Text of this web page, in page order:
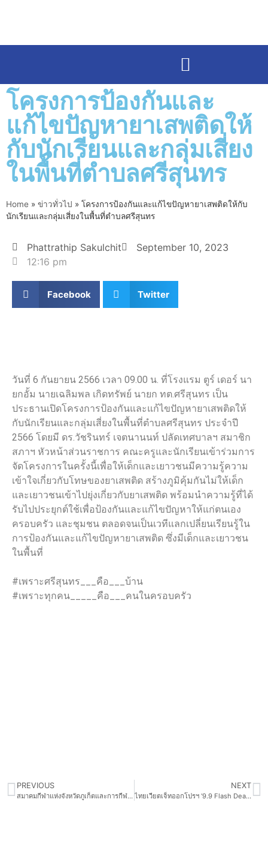
โครงการป้องกันและ
แก้ไขปัญหายาเสพติดให้
กับนักเรียนและกลุ่มเสี่ยง
ในพื้นที่ตำบลศรีสุนทร
Home » ข่าวทั่วไป » โครงการป้องกันและแก้ไขปัญหายาเสพติดให้กับ
นักเรียนและกลุ่มเสี่ยงในพื้นที่ตำบลศรีสุนทร
Phattrathip Sakulchit
September 10, 2023
12:16 pm
Facebook Twitter
วันที่ 6 กันยายน 2566 เวลา 09.00 น. ที่โรงแรม ตูร์ เดอร์ นา
ยกอั้ม นายเฉลิมพล เกิดทรัพย์ นายก ทต.ศรีสุนทร เป็น
ประธานเปิดโครงการป้องกันและแก้ไขปัญหายาเสพติดให้
กับนักเรียนและกลุ่มเสี่ยงในพื้นที่ตำบลศรีสุนทร ประจำปี
2566 โดยมี ดร.วัชรินทร์ เจตนานนท์ ปลัดเทศบาลฯ สมาชิก
สภาฯ หัวหน้าส่วนราชการ คณะครูและนักเรียนเข้าร่วมการ
จัดโครงการในครั้งนี้เพื่อให้เด็กและเยาวชนมีความรู้ความ
เข้าใจเกี่ยวกับโทษของยาเสพติด สร้างภูมิคุ้มกันไม่ให้เด็ก
และเยาวชนเข้าไปยุ่งเกี่ยวกับยาเสพติด พร้อมนำความรู้ที่ได้
รับไปประยุกต์ใช้เพื่อป้องกันและแก้ไขปัญหาให้แก่ตนเอง
ครอบครัว และชุมชน ตลอดจนเป็นเวทีแลกเปลี่ยนเรียนรู้ใน
การป้องกันและแก้ไขปัญหายาเสพติด ซึ่งมีเด็กและเยาวชน
ในพื้นที่
#เพราะศรีสุนทร___คือ___บ้าน
#เพราะทุกคน_____คือ___คนในครอบครัว
PREVIOUS
สมาคมกีฬาแห่งจังหวัดภูเก็ตและการกีฬาแห่งประเทศไทยจังหวัดภูเก็ต ขอเชิญพี่น้องชาวจังหวัดภูเก็ต ร่วมเชียร์และเป็นกำลังใจให้ทัพนักกีฬาคนพิการจังหวัดภูเก็ต
NEXT
ไทยเวียตเจ็ทออกโปรฯ ‘9.9 Flash Deals’ ตั๋วเริ่มต้น 699 บาท